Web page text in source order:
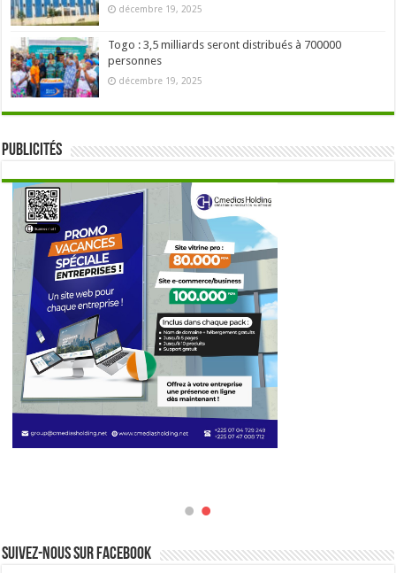
décembre 19, 2025
Togo : 3,5 milliards seront distribués à 700000
personnes
décembre 19, 2025
Publicités
Suivez-nous sur Facebook